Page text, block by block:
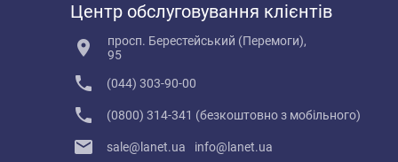
Центр обслуговування клієнтів
просп. Берестейський (Перемоги),
95
(044) 303-90-00
(0800) 314-341 (безкоштовно з мобільного)
sale@lanet.ua info@lanet.ua